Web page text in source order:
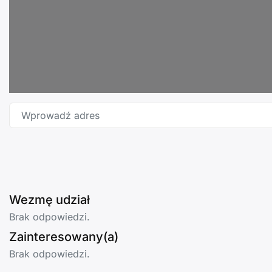
Wprowadź adres
Wezmę udział
Brak odpowiedzi.
Zainteresowany(a)
Brak odpowiedzi.